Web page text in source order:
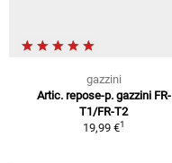
gazzini
Artic. repose-p. gazzini FR-
T1/FR-T2
19,99 €1